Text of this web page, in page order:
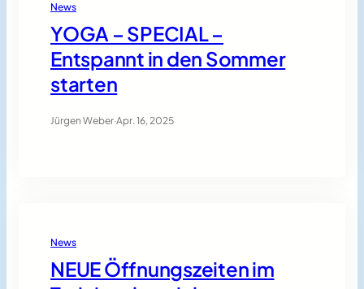
News
YOGA – SPECIAL –
Entspannt in den Sommer
starten
Jürgen Weber·Apr. 16, 2025
News
NEUE Öffnungszeiten im